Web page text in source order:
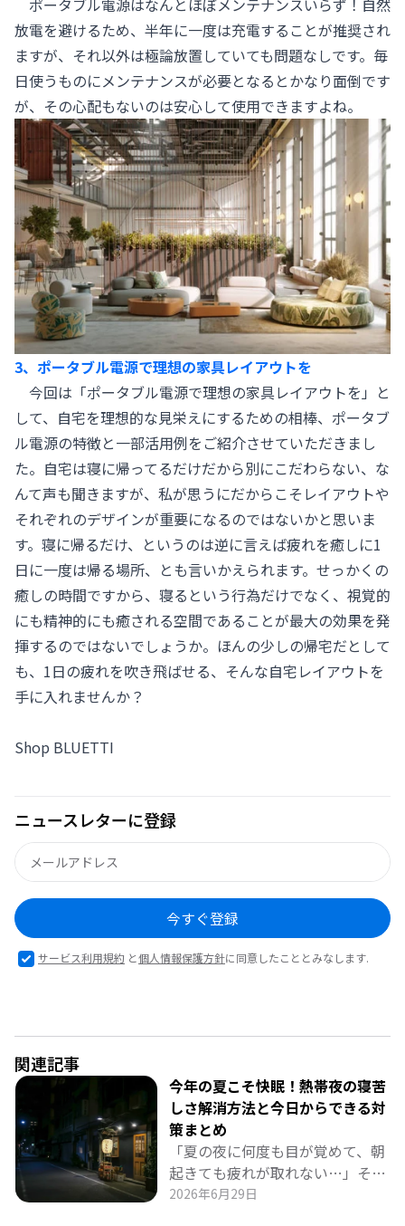
放電を避けるため、半年に一度は充電することが推奨され
ますが、それ以外は極論放置していても問題なしです。毎
日使うものにメンテナンスが必要となるとかなり面倒です
が、その心配もないのは安心して使用できますよね。
3、ポータブル電源で理想の家具レイアウトを
今回は「ポータブル電源で理想の家具レイアウトを」と
して、自宅を理想的な見栄えにするための相棒、ポータブ
ル電源の特徴と一部活用例をご紹介させていただきまし
た。自宅は寝に帰ってるだけだから別にこだわらない、な
んて声も聞きますが、私が思うにだからこそレイアウトや
それぞれのデザインが重要になるのではないかと思いま
す。寝に帰るだけ、というのは逆に言えば疲れを癒しに1
日に一度は帰る場所、とも言いかえられます。せっかくの
癒しの時間ですから、寝るという行為だけでなく、視覚的
にも精神的にも癒される空間であることが最大の効果を発
揮するのではないでしょうか。ほんの少しの帰宅だとして
も、1日の疲れを吹き飛ばせる、そんな自宅レイアウトを
手に入れませんか？
Shop BLUETTI
ニュースレターに登録
今すぐ登録
サービス利用規約 と個人情報保護方針に同意したこととみなします.
関連記事
今年の夏こそ快眠！熱帯夜の寝苦
しさ解消方法と今日からできる対
策まとめ
「夏の夜に何度も目が覚めて、朝
起きても疲れが取れない…」そん
な寝苦しさに悩んでいませんか？
2026年6月29日